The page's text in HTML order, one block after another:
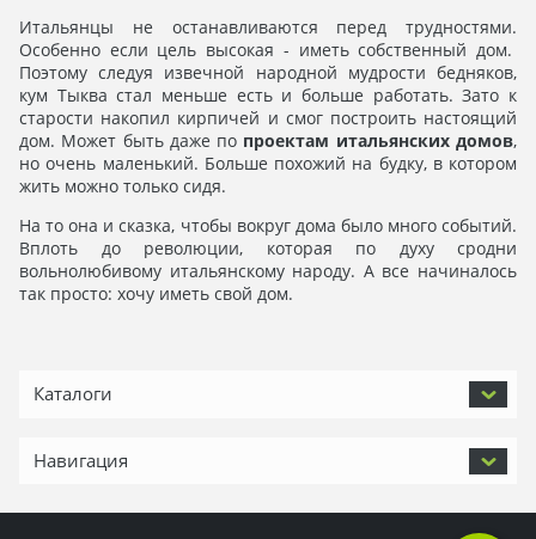
Итальянцы не останавливаются перед трудностями.
Особенно если цель высокая - иметь собственный дом.
Поэтому следуя извечной народной мудрости бедняков,
кум Тыква стал меньше есть и больше работать. Зато к
старости накопил кирпичей и смог построить настоящий
дом. Может быть даже по проектам итальянских домов,
но очень маленький. Больше похожий на будку, в котором
жить можно только сидя.
На то она и сказка, чтобы вокруг дома было много событий.
Вплоть до революции, которая по духу сродни
вольнолюбивому итальянскому народу. А все начиналось
так просто: хочу иметь свой дом.
Каталоги
Навигация